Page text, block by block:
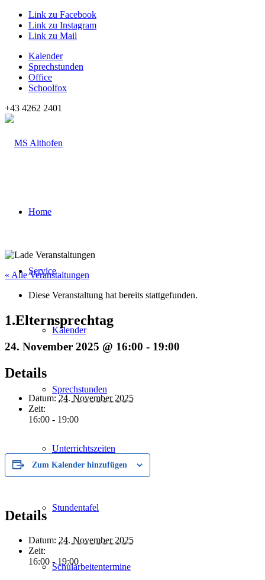
Link zu Facebook
Link zu Instagram
Link zu Mail
Kalender
Sprechstunden
Office
Schoolfox
+43 4262 2401
Home
Service
Kalender
Sprechstunden
Unterrichtszeiten
Stundentafel
Schularbeitentermine
« Alle Veranstaltungen
Diese Veranstaltung hat bereits stattgefunden.
1.Elternsprechtag
24. November 2025 @ 16:00 - 19:00
Details
Datum: 24. November 2025
Zeit:
16:00 - 19:00
Zum Kalender hinzufügen
Details
Datum: 24. November 2025
Zeit:
16:00 - 19:00